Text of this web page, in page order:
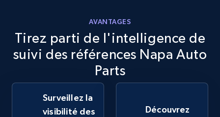
359+ Commencer
eBay - Collect records by category
URL, Product id, Title, Seller name, Seller rating,
Seller reviews, Breadcrumbs, Root category, and
AVANTAGES
Tirez parti de l'intelligence de
suivi des références Napa Auto
Parts
Surveillez la
visibilité des
Découvrez